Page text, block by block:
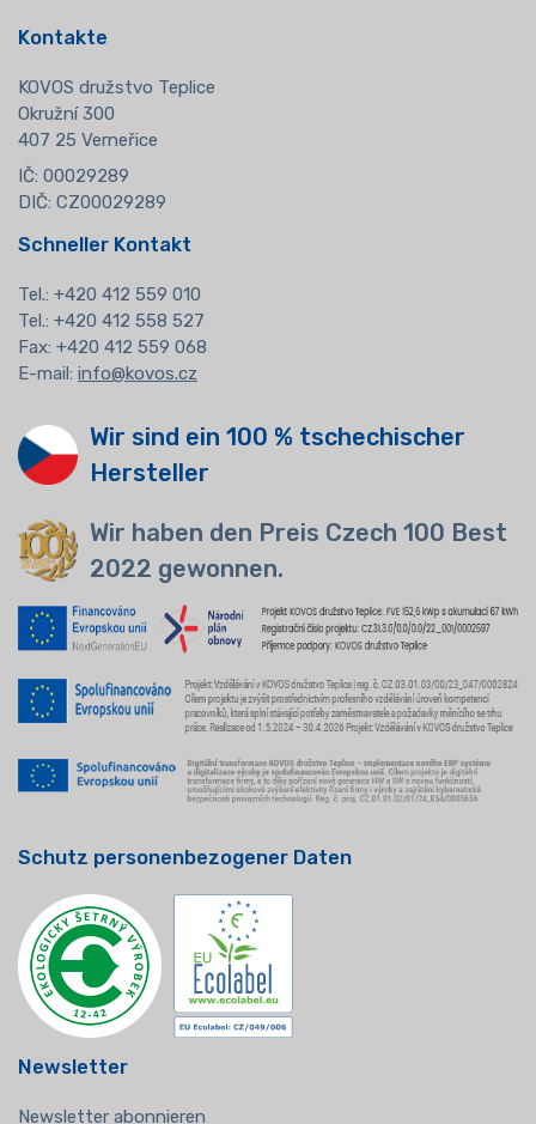
Kontakte
KOVOS družstvo Teplice
Okružní 300
407 25 Verneřice
IČ: 00029289
DIČ: CZ00029289
Schneller Kontakt
Tel.: +420 412 559 010
Tel.: +420 412 558 527
Fax: +420 412 559 068
E-mail: info@kovos.cz
Wir sind ein 100 % tschechischer
Hersteller
Wir haben den Preis Czech 100 Best
2022 gewonnen.
Schutz personenbezogener Daten
Newsletter
Newsletter abonnieren